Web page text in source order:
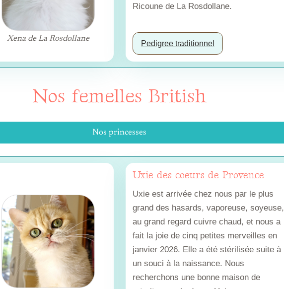
Xena de La Rosdollane
Ricoune de La Rosdollane.
Pedigree traditionnel
Nos femelles British
Nos princesses
Uxie des coeurs de Provence
Uxie est arrivée chez nous par le plus
grand des hasards, vaporeuse, soyeuse,
au grand regard cuivre chaud, et nous a
fait la joie de cinq petites merveilles en
janvier 2026. Elle a été stérilisée suite à
un souci à la naissance. Nous
recherchons une bonne maison de